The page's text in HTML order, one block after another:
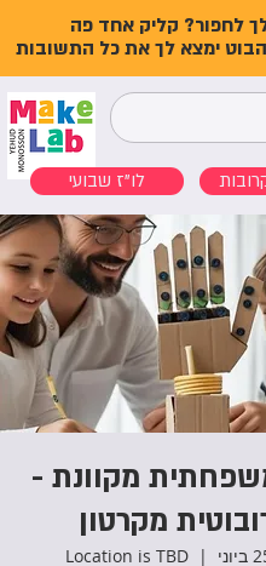
לחפור? קליק אחד פה
ימצא לך את כל התשובות
לו"ז שבועי
מקוונת -
מקרטון
  |
Location is TBD